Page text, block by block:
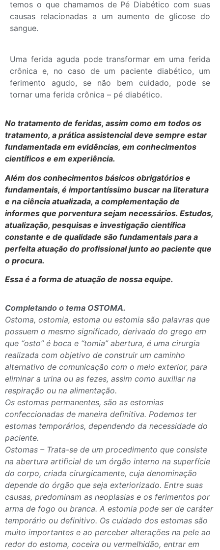
temos o que chamamos de Pé Diabético com suas
causas relacionadas a um aumento de glicose do
sangue.
Uma ferida aguda pode transformar em uma ferida
crônica e, no caso de um paciente diabético, um
ferimento agudo, se não bem cuidado, pode se
tornar uma ferida crônica – pé diabético.
No tratamento de feridas, assim como em todos os
tratamento, a prática assistencial deve sempre estar
fundamentada em evidências, em conhecimentos
científicos e em experiência.
Além dos conhecimentos básicos obrigatórios e
fundamentais, é importantíssimo buscar na literatura
e na ciência atualizada, a complementação de
informes que porventura sejam necessários. Estudos,
atualização, pesquisas e investigação científica
constante e de qualidade são fundamentais para a
perfeita atuação do profissional junto ao paciente que
o procura.
Essa é a forma de atuação de nossa equipe.
Completando o tema OSTOMA.
Ostoma, ostomia, estoma ou estomia são palavras que
possuem o mesmo significado, derivado do grego em
que “osto” é boca e “tomia” abertura, é uma cirurgia
realizada com objetivo de construir um caminho
alternativo de comunicação com o meio exterior, para
eliminar a urina ou as fezes, assim como auxiliar na
respiração ou na alimentação.
Os estomas permanentes, são as estomias
confeccionadas de maneira definitiva. Podemos ter
estomas temporários, dependendo da necessidade do
paciente.
Ostomas – Trata-se de um procedimento que consiste
na abertura artificial de um órgão interno na superfície
do corpo, criada cirurgicamente, cuja denominação
depende do órgão que seja exteriorizado. Entre suas
causas, predominam as neoplasias e os ferimentos por
arma de fogo ou branca. A estomia pode ser de caráter
temporário ou definitivo. Os cuidado dos estomas são
muito importantes e ao perceber alterações na pele ao
redor do estoma, coceira ou vermelhidão, entrar em